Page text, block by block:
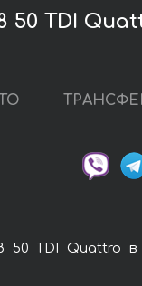
50 TDI
50 TDI